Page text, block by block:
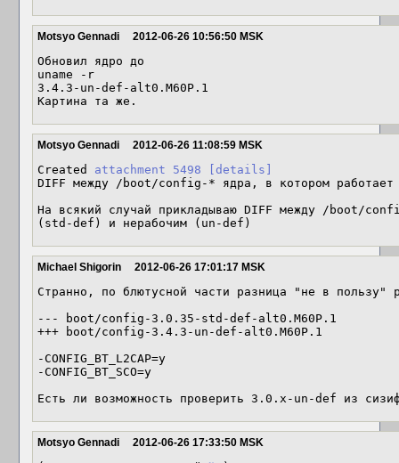
Motsyo Gennadi 2012-06-26 10:56:50 MSK
Обновил ядро до
uname -r
3.4.3-un-def-alt0.M60P.1
Картина та же.
Motsyo Gennadi 2012-06-26 11:08:59 MSK
Created attachment 5498
[details]
DIFF между /boot/config-* ядра, в котором
На всякий случай прикладываю DIFF между /boot/
(std-def) и нерабочим (un-def)
Michael Shigorin 2012-06-26 17:01:17 MSK
Странно, по блютусной части разница "не в пользу"
--- boot/config-3.0.35-std-def-alt0.M60P.1
+++ boot/config-3.4.3-un-def-alt0.M60P.1
-CONFIG_BT_L2CAP=y
-CONFIG_BT_SCO=y
Есть ли возможность проверить 3.0.x-un-def из
Motsyo Gennadi 2012-06-26 17:33:50 MSK